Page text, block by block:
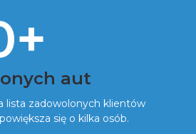
aut
lista zadowolonych klientów
się o kilka osób.